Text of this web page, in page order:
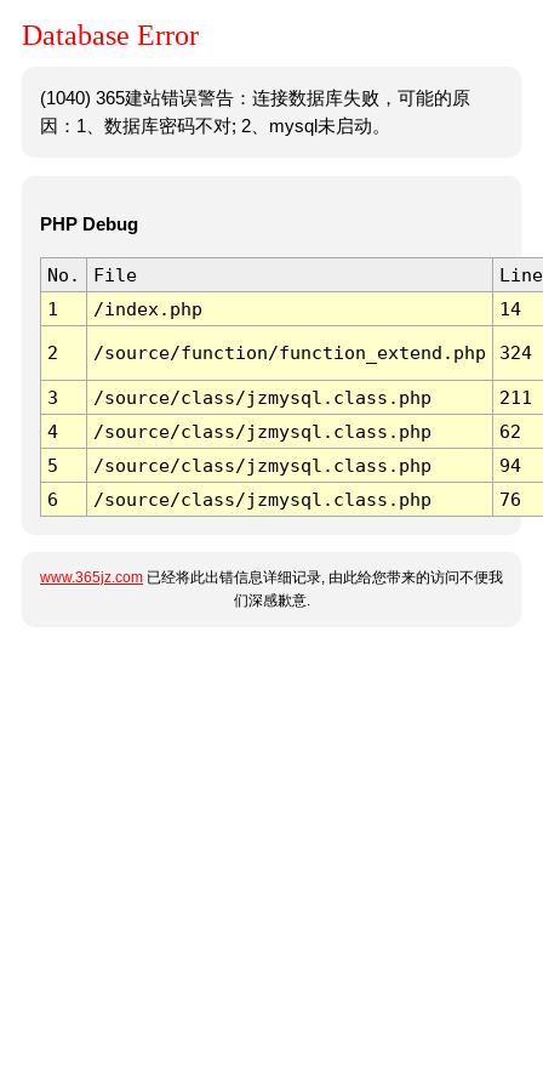
Database Error
(1040) 365建站错误警告：连接数据库失败，可能的原
因：1、数据库密码不对; 2、mysql未启动。
PHP Debug
No. File
Line
1
/index.php 14
2 /source/function/function_extend.php 324
3 /source/class/jzmysql.class.php
211
4
/source/class/jzmysql.class.php
62
5
/source/class/jzmysql.class.php
94
6
/source/class/jzmysql.class.php 76
www.365jz.com 已经将此出错信息详细记录, 由此给您带来的访问不便我
们深感歉意.